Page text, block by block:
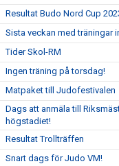
Resultat Budo Nord Cup
Sista veckan med träningar
Tider Skol-RM
Ingen träning på torsdag!
Matpaket till Judofestivalen
Dags att anmäla till
högstadiet!
Resultat Trollträffen
Snart dags för Judo VM!